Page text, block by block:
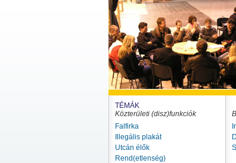
TÉMÁK
Közterületi (disz)funkciók
Falfirka
Illegális plakát
Utcán élők
Rend(etlenség)